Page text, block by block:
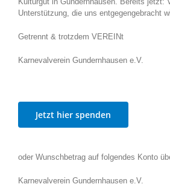
Unterstützung, die uns entgegengebracht
Getrennt & trotzdem VEREINt
Karnevalverein Gundernhausen e.V.
Jetzt hier spenden
oder Wunschbetrag auf folgendes Konto
Karnevalverein Gundernhausen e.V.